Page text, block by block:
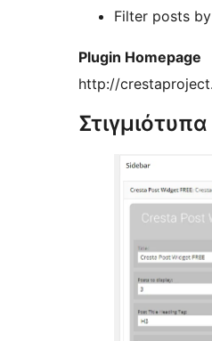
Filter posts
Plugin Homepage
http://
Στιγμιότυπα